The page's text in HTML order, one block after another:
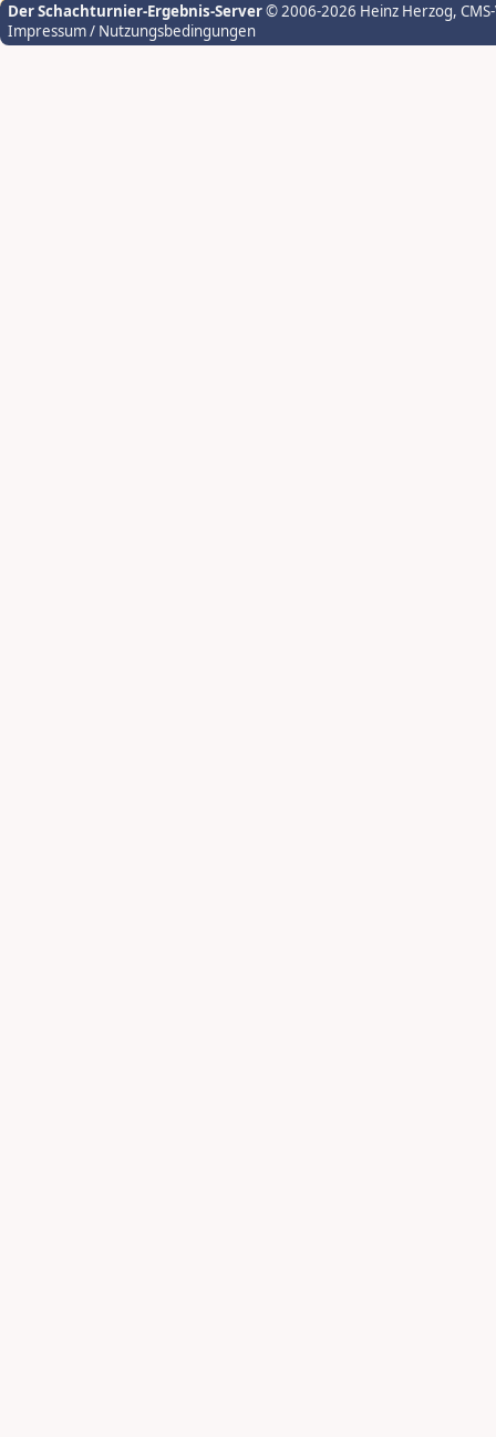
Der Schachturnier-Ergebnis-Server© 2006-2026 Heinz Herzog,
Impressum / Nutzungsbedingungen